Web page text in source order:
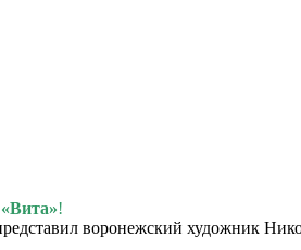
!
воронежский художник